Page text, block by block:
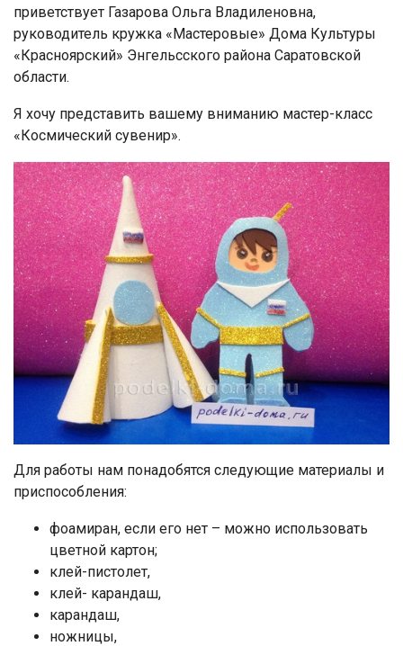
приветствует Газарова Ольга Владиленовна,
руководитель кружка «Мастеровые» Дома Культуры
«Красноярский» Энгельсского района Саратовской
области.
Я хочу представить вашему вниманию мастер-класс
«Космический сувенир».
Для работы нам понадобятся следующие материалы и
приспособления:
фоамиран, если его нет – можно использовать
цветной картон;
клей-пистолет,
клей- карандаш,
карандаш,
ножницы,